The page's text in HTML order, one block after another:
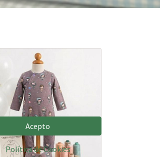
Acepto
Política de Cookies